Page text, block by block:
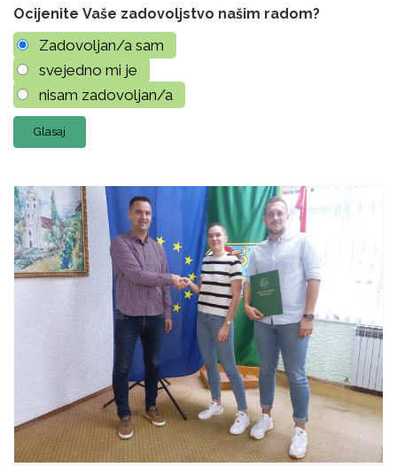
Ocijenite Vaše zadovoljstvo našim radom?
Zadovoljan/a sam
svejedno mi je
nisam zadovoljan/a